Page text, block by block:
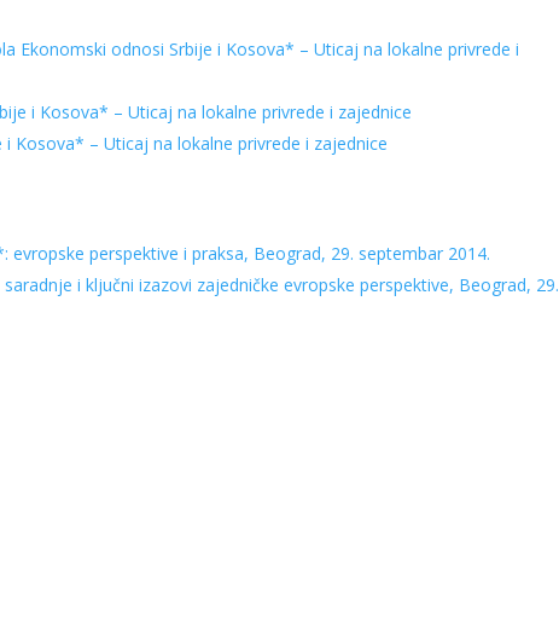
Ekonomski odnosi Srbije i Kosova* – Uticaj na lokalne privrede i
i Kosova* – Uticaj na lokalne privrede i zajednice
Kosova* – Uticaj na lokalne privrede i zajednice
evropske perspektive i praksa, Beograd, 29. septembar 2014.
i ključni izazovi zajedničke evropske perspektive, Beograd, 29.